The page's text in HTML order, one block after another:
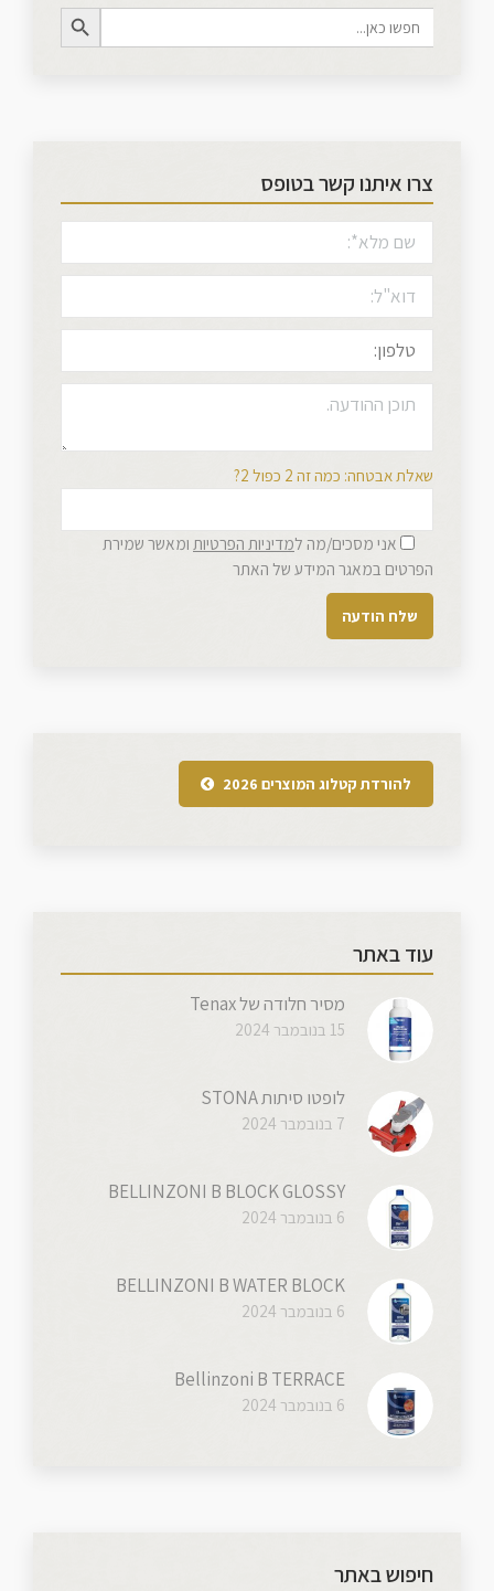
Search
for:
Search Button
צרו איתנו קשר בטופס
שאלת אבטחה: כמה זה 2 כפול 2?
אני מסכים/מה למדיניות הפרטיות ומאשר שמירת
הפרטים במאגר המידע של האתר
להורדת קטלוג המוצרים 2026
עוד באתר
מסיר חלודה של Tenax
15 בנובמבר 2024
לופטו סיתות STONA
7 בנובמבר 2024
BELLINZONI B BLOCK GLOSSY
6 בנובמבר 2024
BELLINZONI B WATER BLOCK
6 בנובמבר 2024
Bellinzoni B TERRACE
6 בנובמבר 2024
חיפוש באתר